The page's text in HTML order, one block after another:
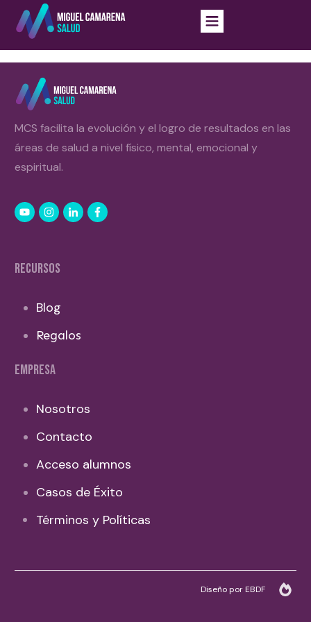
MCS facilita la evolución y el logro de resultados en las
áreas de salud a nivel físico, mental, emocional y
espiritual.
RECURSOS
Blog
Regalos
EMPRESA
Nosotros
Contacto
Acceso alumnos
Casos de Éxito
Términos y Políticas
Diseño por EBDF